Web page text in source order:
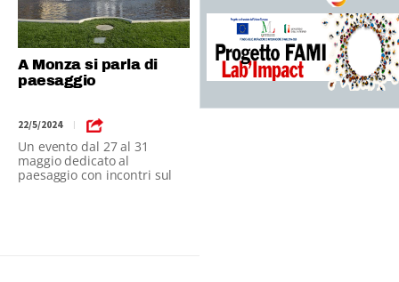
A Monza si parla di
paesaggio
22/5/2024 |
Un evento dal 27 al 31
maggio dedicato al
paesaggio con incontri sul